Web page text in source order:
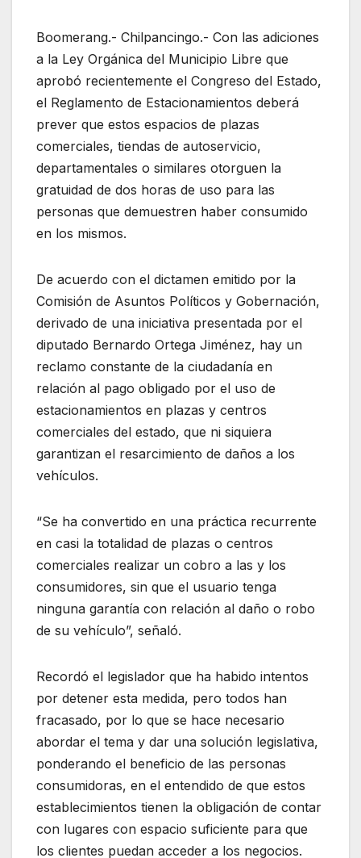
Boomerang.- Chilpancingo.- Con las adiciones
a la Ley Orgánica del Municipio Libre que
aprobó recientemente el Congreso del Estado,
el Reglamento de Estacionamientos deberá
prever que estos espacios de plazas
comerciales, tiendas de autoservicio,
departamentales o similares otorguen la
gratuidad de dos horas de uso para las
personas que demuestren haber consumido
en los mismos.
De acuerdo con el dictamen emitido por la
Comisión de Asuntos Políticos y Gobernación,
derivado de una iniciativa presentada por el
diputado Bernardo Ortega Jiménez, hay un
reclamo constante de la ciudadanía en
relación al pago obligado por el uso de
estacionamientos en plazas y centros
comerciales del estado, que ni siquiera
garantizan el resarcimiento de daños a los
vehículos.
“Se ha convertido en una práctica recurrente
en casi la totalidad de plazas o centros
comerciales realizar un cobro a las y los
consumidores, sin que el usuario tenga
ninguna garantía con relación al daño o robo
de su vehículo”, señaló.
Recordó el legislador que ha habido intentos
por detener esta medida, pero todos han
fracasado, por lo que se hace necesario
abordar el tema y dar una solución legislativa,
ponderando el beneficio de las personas
consumidoras, en el entendido de que estos
establecimientos tienen la obligación de contar
con lugares con espacio suficiente para que
los clientes puedan acceder a los negocios.